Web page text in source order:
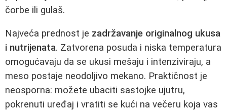
čorbe ili gulaš.
Najveća prednost je zadržavanje originalnog ukusa
i nutrijenata. Zatvorena posuda i niska temperatura
omogućavaju da se ukusi mešaju i intenziviraju, a
meso postaje neodoljivo mekano. Praktičnost je
neosporna: možete ubaciti sastojke ujutru,
pokrenuti uređaj i vratiti se kući na večeru koja vas